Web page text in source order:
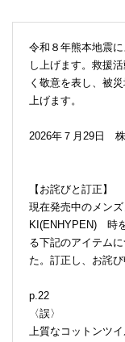
令和８年熊本地震
し上げます。救援
く敬意を表し、被
上げます。
2026年７月29日
【お詫びと訂正】
現在発売中のメン
KI(ENHYPEN) 時
る下記のアイテム
た。訂正し、お詫び
p.22
〈誤〉
上質なコットンツ